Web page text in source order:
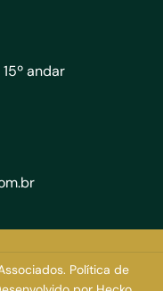
andar
Política de